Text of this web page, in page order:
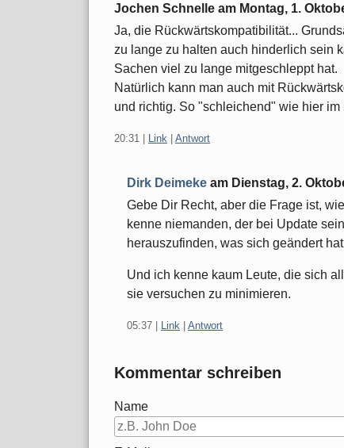
Jochen Schnelle am Montag, 1.
Ja, die Rückwärtskompatibilität...
zu lange zu halten auch hinderlich sein
Sachen viel zu lange mitgeschleppt hat.
Natürlich kann man auch mit
und richtig. So "schleichend" wie hier
20:31 | Link | Antwort
Dirk Deimeke am Dienstag, 2.
Gebe Dir Recht, aber die Frage ist,
kenne niemanden, der bei Update
herauszufinden, was sich geändert
Und ich kenne kaum Leute, die sich
sie versuchen zu minimieren.
05:37 | Link | Antwort
Kommentar schreiben
Name